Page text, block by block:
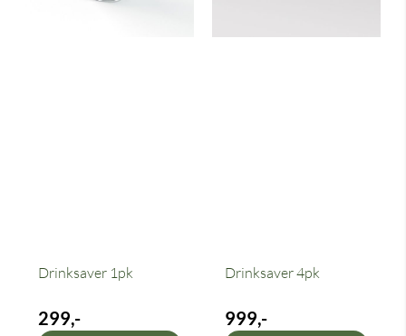
Drinksaver 1pk
299,-
Drinksaver 4pk
999,-